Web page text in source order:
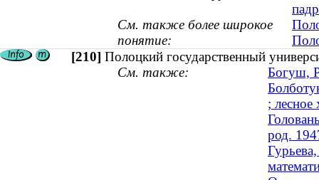
См. также более широкое
понятие:
[210] Полоцкий государственный
См. также:
Богуш,
; лесное
род.